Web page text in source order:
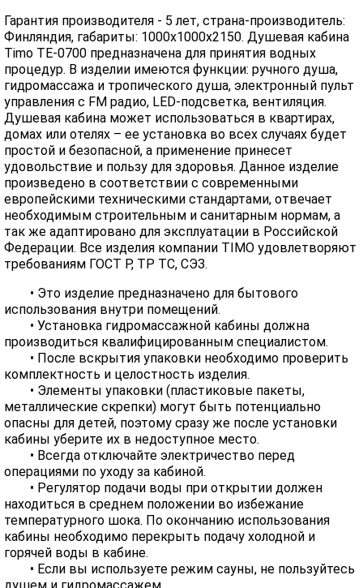
Гарантия производителя - 5 лет, страна-производитель:
Финляндия, габариты: 1000х1000х2150. Душевая кабина
Timo TE-0700 предназначена для принятия водных
процедур. В изделии имеются функции: ручного душа,
гидромассажа и тропического душа, электронный пульт
управления с FM радио, LED-подсветка, вентиляция.
Душевая кабина может использоваться в квартирах,
домах или отелях – ее установка во всех случаях будет
простой и безопасной, а применение принесет
удовольствие и пользу для здоровья. Данное изделие
произведено в соответствии с современными
европейскими техническими стандартами, отвечает
необходимым строительным и санитарным нормам, а
так же адаптировано для эксплуатации в Российской
Федерации. Все изделия компании TIMO удовлетворяют
требованиям ГОСТ Р, ТР ТС, СЭЗ.
• Это изделие предназначено для бытового
использования внутри помещений.
• Установка гидромассажной кабины должна
производиться квалифицированным специалистом.
• После вскрытия упаковки необходимо проверить
комплектность и целостность изделия.
• Элементы упаковки (пластиковые пакеты,
металлические скрепки) могут быть потенциально
опасны для детей, поэтому сразу же после установки
кабины уберите их в недоступное место.
• Всегда отключайте электричество перед
операциями по уходу за кабиной.
• Регулятор подачи воды при открытии должен
находиться в среднем положении во избежание
температурного шока. По окончанию использования
кабины необходимо перекрыть подачу холодной и
горячей воды в кабине.
• Если вы используете режим сауны, не пользуйтесь